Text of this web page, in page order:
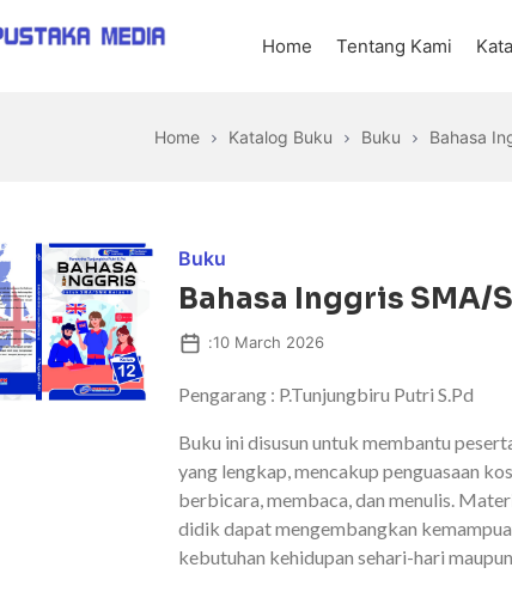
Home Tentang Kami
Home Katalog Buku Buku Bahasa
Buku
Bahasa Inggris SMA/
:10 March 2026
Pengarang : P.Tunjungbiru Putri S.Pd
Buku ini disusun untuk membantu
yang lengkap, mencakup penguasaan
berbicara, membaca, dan menulis.
didik dapat mengembangkan
kebutuhan kehidupan sehari-hari